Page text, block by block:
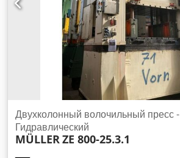
Двухколонный волочильный пресс -
Гидравлический
MÜLLER ZE 800-25.3.1